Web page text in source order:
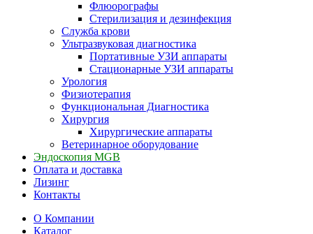
Флюорографы
Стерилизация и дезинфекция
Служба крови
Ультразвуковая диагностика
Портативные УЗИ аппараты
Стационарные УЗИ аппараты
Урология
Физиотерапия
Функциональная Диагностика
Хирургия
Хирургические аппараты
Ветеринарное оборудование
Эндоскопия MGB
Оплата и доставка
Лизинг
Контакты
О Компании
Каталог